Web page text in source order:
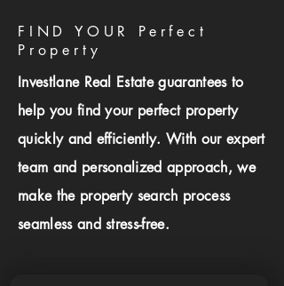
FIND YOUR Perfect
Property
Investlane Real Estate guarantees to
help you find your perfect property
quickly and efficiently. With our expert
team and personalized approach, we
make the property search process
seamless and stress-free.